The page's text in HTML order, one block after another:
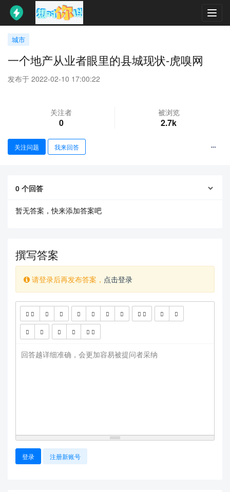
城市
一个地产从业者眼里的县城现状-虎嗅网
发布于 2022-02-10 17:00:22
查看更多
关注者
0
被浏览
2.7k
关注问题 我来回答
0 个回答
暂无答案，快来添加答案吧
撰写答案
请登录后再发布答案， 点击登录
回答越详细准确，会更加容易被提问者采纳
登录 注册新账号